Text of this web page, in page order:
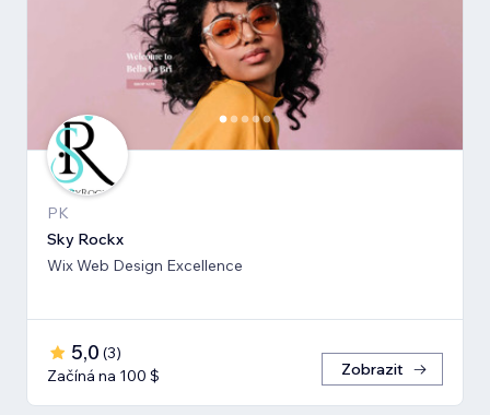
PK
Sky Rockx
Wix Web Design Excellence
5,0 (3)
Začíná na 100 $
Zobrazit